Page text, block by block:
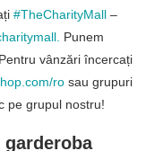
#TheCharityMall –
Punem
vânzări încercați
ro sau grupuri
pe grupul nostru!